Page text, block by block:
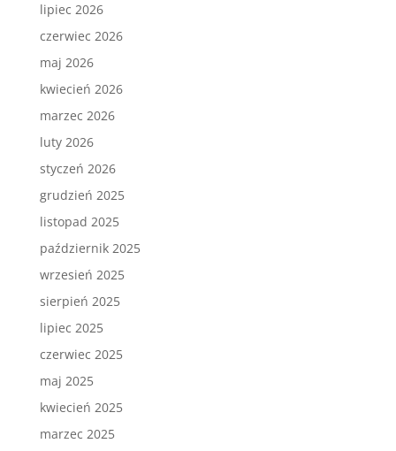
lipiec 2026
czerwiec 2026
maj 2026
kwiecień 2026
marzec 2026
luty 2026
styczeń 2026
grudzień 2025
listopad 2025
październik 2025
wrzesień 2025
sierpień 2025
lipiec 2025
czerwiec 2025
maj 2025
kwiecień 2025
marzec 2025